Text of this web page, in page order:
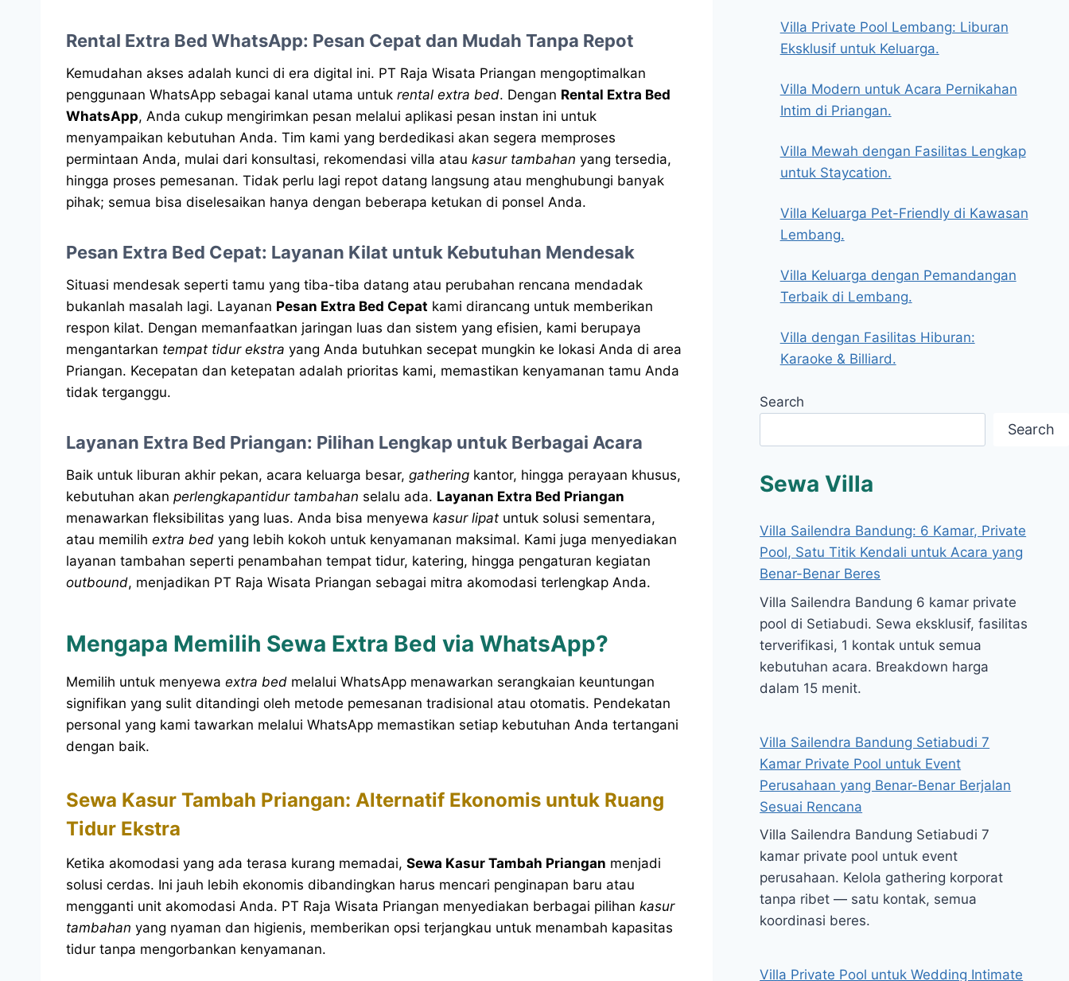
Rental Extra Bed WhatsApp: Pesan Cepat dan Mudah Tanpa Repot
Kemudahan akses adalah kunci di era digital ini. PT Raja Wisata Priangan mengoptimalkan
penggunaan WhatsApp sebagai kanal utama untuk rental extra bed. Dengan Rental Extra Bed
WhatsApp, Anda cukup mengirimkan pesan melalui aplikasi pesan instan ini untuk
menyampaikan kebutuhan Anda. Tim kami yang berdedikasi akan segera memproses
permintaan Anda, mulai dari konsultasi, rekomendasi villa atau kasur tambahan yang tersedia,
hingga proses pemesanan. Tidak perlu lagi repot datang langsung atau menghubungi banyak
pihak; semua bisa diselesaikan hanya dengan beberapa ketukan di ponsel Anda.
Pesan Extra Bed Cepat: Layanan Kilat untuk Kebutuhan Mendesak
Situasi mendesak seperti tamu yang tiba-tiba datang atau perubahan rencana mendadak
bukanlah masalah lagi. Layanan Pesan Extra Bed Cepat kami dirancang untuk memberikan
respon kilat. Dengan memanfaatkan jaringan luas dan sistem yang efisien, kami berupaya
mengantarkan tempat tidur ekstra yang Anda butuhkan secepat mungkin ke lokasi Anda di area
Priangan. Kecepatan dan ketepatan adalah prioritas kami, memastikan kenyamanan tamu Anda
tidak terganggu.
Layanan Extra Bed Priangan: Pilihan Lengkap untuk Berbagai Acara
Baik untuk liburan akhir pekan, acara keluarga besar, gathering kantor, hingga perayaan khusus,
kebutuhan akan perlengkapantidur tambahan selalu ada. Layanan Extra Bed Priangan
menawarkan fleksibilitas yang luas. Anda bisa menyewa kasur lipat untuk solusi sementara,
atau memilih extra bed yang lebih kokoh untuk kenyamanan maksimal. Kami juga menyediakan
layanan tambahan seperti penambahan tempat tidur, katering, hingga pengaturan kegiatan
outbound, menjadikan PT Raja Wisata Priangan sebagai mitra akomodasi terlengkap Anda.
Mengapa Memilih Sewa Extra Bed via WhatsApp?
Memilih untuk menyewa extra bed melalui WhatsApp menawarkan serangkaian keuntungan
signifikan yang sulit ditandingi oleh metode pemesanan tradisional atau otomatis. Pendekatan
personal yang kami tawarkan melalui WhatsApp memastikan setiap kebutuhan Anda tertangani
dengan baik.
Sewa Kasur Tambah Priangan: Alternatif Ekonomis untuk Ruang
Tidur Ekstra
Ketika akomodasi yang ada terasa kurang memadai, Sewa Kasur Tambah Priangan menjadi
solusi cerdas. Ini jauh lebih ekonomis dibandingkan harus mencari penginapan baru atau
mengganti unit akomodasi Anda. PT Raja Wisata Priangan menyediakan berbagai pilihan kasur
tambahan yang nyaman dan higienis, memberikan opsi terjangkau untuk menambah kapasitas
tidur tanpa mengorbankan kenyamanan.
Villa Private Pool Lembang: Liburan
Eksklusif untuk Keluarga.
Villa Modern untuk Acara Pernikahan
Intim di Priangan.
Villa Mewah dengan Fasilitas Lengkap
untuk Staycation.
Villa Keluarga Pet-Friendly di Kawasan
Lembang.
Villa Keluarga dengan Pemandangan
Terbaik di Lembang.
Villa dengan Fasilitas Hiburan:
Karaoke & Billiard.
Search
Search
Sewa Villa
Villa Sailendra Bandung: 6 Kamar, Private
Pool, Satu Titik Kendali untuk Acara yang
Benar-Benar Beres
Villa Sailendra Bandung 6 kamar private
pool di Setiabudi. Sewa eksklusif, fasilitas
terverifikasi, 1 kontak untuk semua
kebutuhan acara. Breakdown harga
dalam 15 menit.
Villa Sailendra Bandung Setiabudi 7
Kamar Private Pool untuk Event
Perusahaan yang Benar-Benar Berjalan
Sesuai Rencana
Villa Sailendra Bandung Setiabudi 7
kamar private pool untuk event
perusahaan. Kelola gathering korporat
tanpa ribet — satu kontak, semua
koordinasi beres.
Villa Private Pool untuk Wedding Intimate